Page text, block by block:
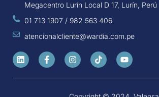
Megacentro Lurín Local D 17, Lurín, Perú
01 713 1907 / 982 563 406
atencionalcliente@wardia.com.pe